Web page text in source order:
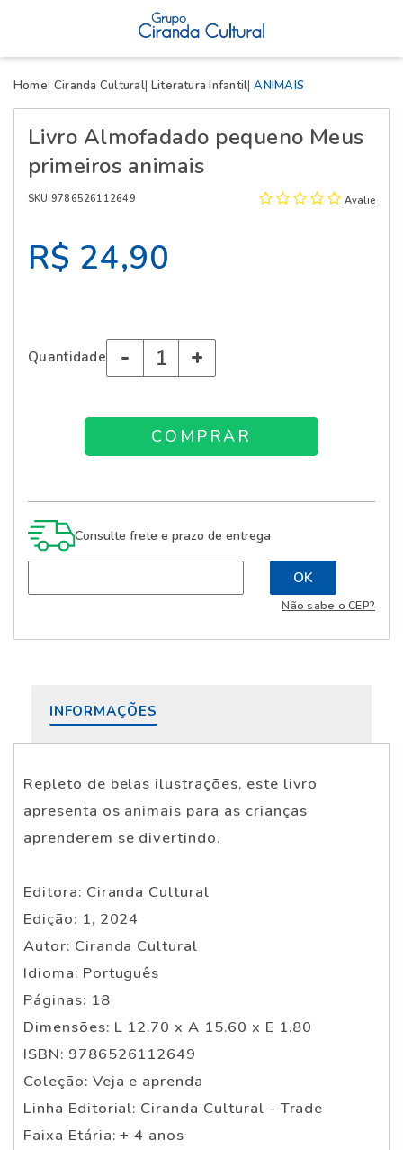
Home Ciranda Cultural Literatura Infantil ANIMAIS
Livro Almofadado pequeno Meus
primeiros animais
SKU 9786526112649 Avalie
R$ 24,90
Quantidade - +
Consulte frete e prazo de entrega
Não sabe o CEP?
INFORMAÇÕES
Repleto de belas ilustrações, este livro
apresenta os animais para as crianças
aprenderem se divertindo.
Editora: Ciranda Cultural
Edição: 1, 2024
Autor: Ciranda Cultural
Idioma: Português
Páginas: 18
Dimensões: L 12.70 x A 15.60 x E 1.80
ISBN: 9786526112649
Coleção: Veja e aprenda
Linha Editorial: Ciranda Cultural - Trade
Faixa Etária: + 4 anos